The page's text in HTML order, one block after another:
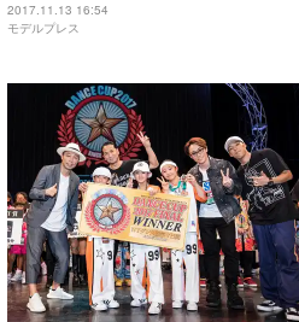
2017.11.13 16:54
モデルプレス